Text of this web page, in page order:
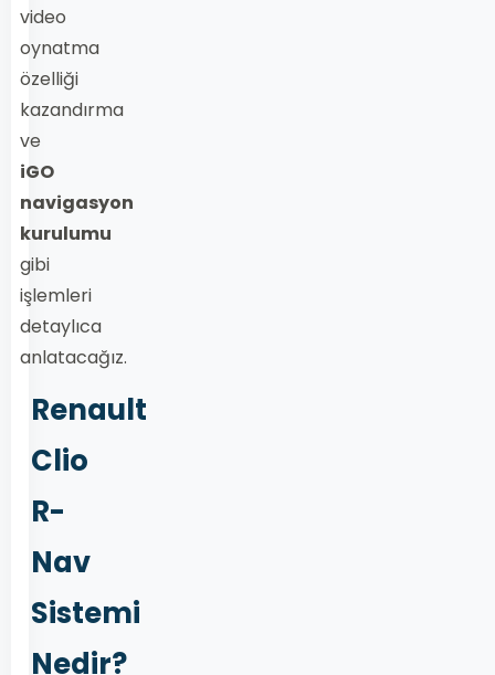
video
oynatma
özelliği
kazandırma
ve
iGO
navigasyon
kurulumu
gibi
işlemleri
detaylıca
anlatacağız.
Renault
Clio
R-
Nav
Sistemi
Nedir?